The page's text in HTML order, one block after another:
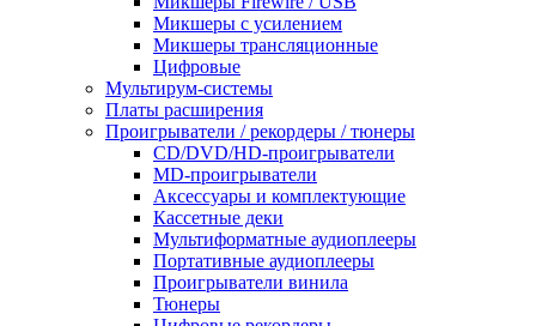
Микшеры с усилением
Микшеры трансляционные
Цифровые
Мультирум-системы
Платы расширения
Проигрыватели / рекордеры / тюнеры
CD/DVD/HD-проигрыватели
MD-проигрыватели
Аксессуары и комплектующие
Кассетные деки
Мультиформатные аудиоплееры
Портативные аудиоплееры
Проигрыватели винила
Тюнеры